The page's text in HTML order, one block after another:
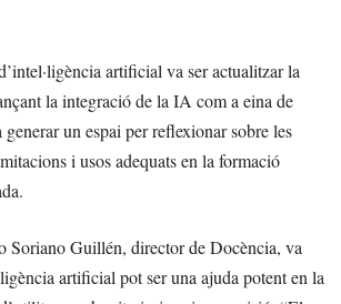
artificial va ser actualitzar la
la integració de la IA com a eina de
un espai per reflexionar sobre les
i usos adequats en la formació
Soriano Guillén, director de Docència, va
artificial pot ser una ajuda potent en la